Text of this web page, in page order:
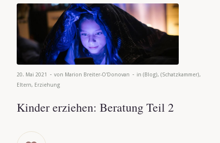
20. Mai 2021 - von Marion Breiter-O'Donovan - in (Blog), (Schatzkammer),
Eltern, Erziehung
Kinder erziehen: Beratung Teil 2